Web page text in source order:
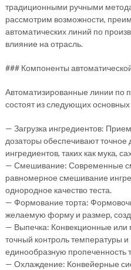
традиционными ручными
рассмотрим возможности,
автоматических линий по
влияние на отрасль.
### Компоненты
Автоматизированные линии по
состоят из следующих
— Загрузка ингредиентов:
дозаторы обеспечивают точное
ингредиентов, таких как мука,
— Смешивание: Современные
равномерное смешивание
однородное качество теста.
— Формование торта:
желаемую форму и размер,
— Выпечка: Конвекционные или
точный контроль температуры
единообразную пропеченность
— Охлаждение: Конвейерные